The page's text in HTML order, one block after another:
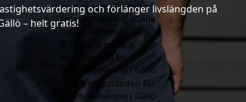
och förlänger livslängden på
– helt gratis!
som är specialiserat på
fasadrenovering i Gällö
hjälpa till med?
Få alltid minst 3
erbjudanden för
fasadrenovering i Gällö
Få 3 erbjudanden för
fasadrenovering i Gällö